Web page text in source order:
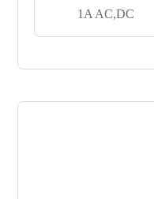
1A AC,DC